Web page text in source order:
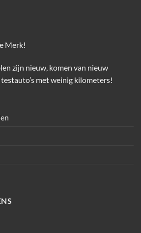
Merk!
zijn nieuw, komen van nieuw
met weinig kilometers!